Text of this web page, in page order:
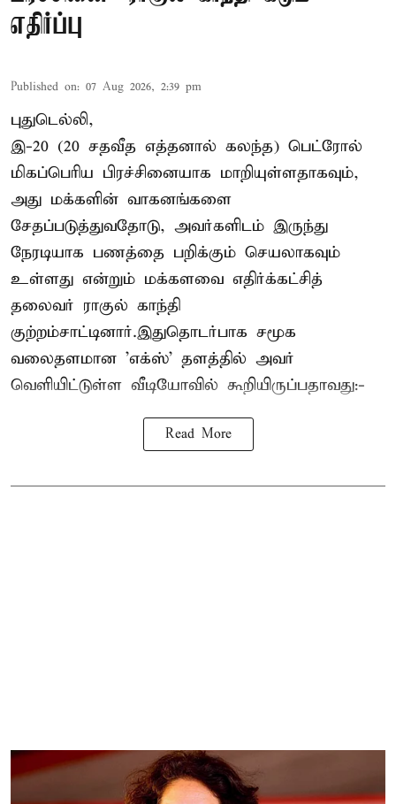
எதிர்ப்பு
Published on: 07 Aug 2026, 2:39 pm
புதுடெல்லி,
இ-20 (20 சதவீத எத்தனால் கலந்த) பெட்ரோல்
மிகப்பெரிய பிரச்சினையாக மாறியுள்ளதாகவும்,
அது மக்களின் வாகனங்களை
சேதப்படுத்துவதோடு, அவர்களிடம் இருந்து
நேரடியாக பணத்தை பறிக்கும் செயலாகவும்
உள்ளது என்றும் மக்களவை எதிர்க்கட்சித்
தலைவர் ராகுல் காந்தி
குற்றம்சாட்டினார்.இதுதொடர்பாக சமூக
வலைதளமான 'எக்ஸ்' தளத்தில் அவர்
வெளியிட்டுள்ள வீடியோவில் கூறியிருப்பதாவது:-
Read More